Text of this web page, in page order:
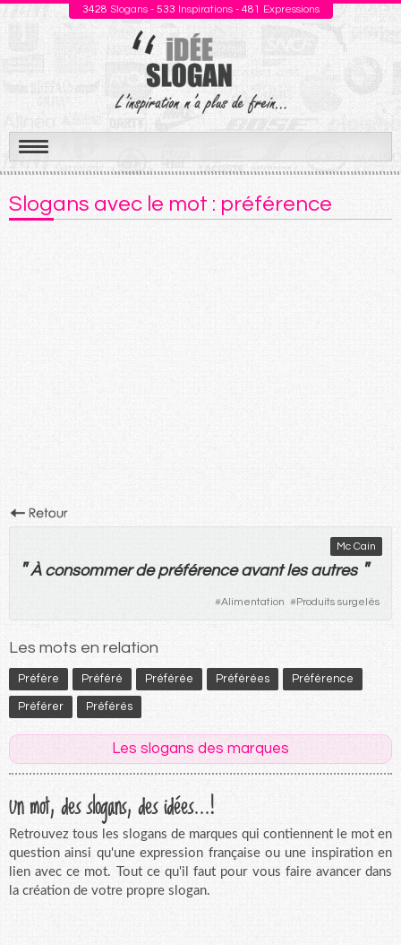
3428 Slogans - 533 Inspirations - 481 Expressions
Aller
au
contenu
Slogans avec le mot : préférence
Mc Cain
" À consommer de préférence avant les autres "
#Alimentation #Produits surgelés
Les mots en relation
Préfère Préféré Préférée Préférées Préférence
Préférer Préférés
Les slogans des marques
Un mot, des slogans, des idées...!
Retrouvez tous les slogans de marques qui contiennent le mot en
question ainsi qu'une expression française ou une inspiration en
lien avec ce mot. Tout ce qu'il faut pour vous faire avancer dans
la création de votre propre slogan.